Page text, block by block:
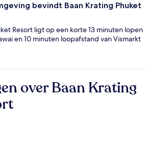
bevindt Baan Krating Phuket
Resort ligt op een korte 13 minuten lopen
en 10 minuten loopafstand van Vismarkt
over Baan Krating